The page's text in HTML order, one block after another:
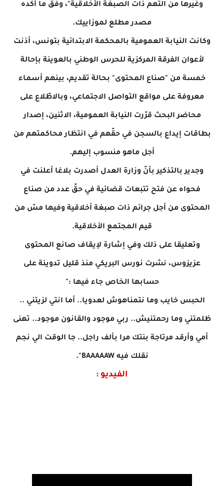
وغيرها من التهم ذات الصبغة الأخلاقية"، وفق ما أكّده
مصدر مطلع لموزاييك.
وكانت النيابة العمومية بالمحكمة الابتدائية بتونس، أذنت
لأعوان الفرقة المركزية للحرس الوطني بالعوينة بإحالة
خمسة من "صناع المحتوى" بحالة تقديم، بينهم أسماء
معروفة على مواقع التواصل الاجتماعي، وبالاطّلاع على
محاضر البحث قرّرت النيابة العمومية، الاثنين، إصدار
بطاقات إيداع بالسجن في حقّهم في انتظار محاكمتهم من
أجل ماهو منسوب إليهم.
وجدير بالتذكير بأنّ وزارة العدل أصدرت بلاغا أعلنت في
فحواه عن فتح تتبعات قضائية في حقّ عدد من صناع
المحتوى من أجل جرائم ذات صبغة أخلاقية وفيها مسّ من
قيم المجتمع الأخلاقية.
وتعليقا على ذلك وفي إشارة لإيقاف صانع المحتوى
عزيزوس، نشرت نورس البريكي منذ قليل تدوينة على
حسابها الخاص جاء فيها :"
الحبس خايب وما نتمناهوش لعدويا.. أما انتي لزيتني ..
ظلمتني وما رحمتنيش.. ربي موجود والقانون موجود.. تهنى
أمي وأرقد مرتاجة بنتك مرا بألف راجل.. جا الوقت الي نجم
نقلك فيه BAAAAAW".
الفيديو :